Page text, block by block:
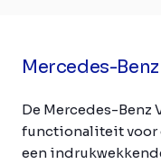
Mercedes-
De Mercedes-
functionaliteit voor
een